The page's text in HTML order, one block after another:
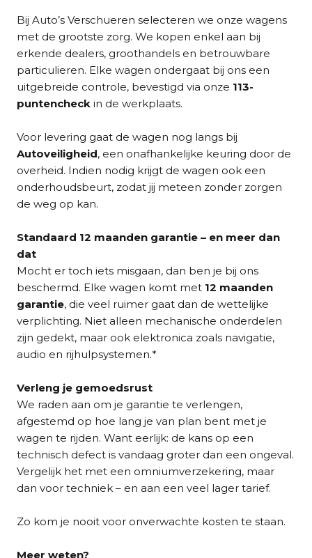
Bij Auto’s Verschueren selecteren we onze wagens
met de grootste zorg. We kopen enkel aan bij
erkende dealers, groothandels en betrouwbare
particulieren. Elke wagen ondergaat bij ons een
uitgebreide controle, bevestigd via onze 113-
puntencheck in de werkplaats.
Voor levering gaat de wagen nog langs bij
Autoveiligheid, een onafhankelijke keuring door de
overheid. Indien nodig krijgt de wagen ook een
onderhoudsbeurt, zodat jij meteen zonder zorgen
de weg op kan.
Standaard 12 maanden garantie – en meer dan
dat
Mocht er toch iets misgaan, dan ben je bij ons
beschermd. Elke wagen komt met 12 maanden
garantie, die veel ruimer gaat dan de wettelijke
verplichting. Niet alleen mechanische onderdelen
zijn gedekt, maar ook elektronica zoals navigatie,
audio en rijhulpsystemen.*
Verleng je gemoedsrust
We raden aan om je garantie te verlengen,
afgestemd op hoe lang je van plan bent met je
wagen te rijden. Want eerlijk: de kans op een
technisch defect is vandaag groter dan een ongeval.
Vergelijk het met een omniumverzekering, maar
dan voor techniek – en aan een veel lager tarief.
Zo kom je nooit voor onverwachte kosten te staan.
Meer weten?